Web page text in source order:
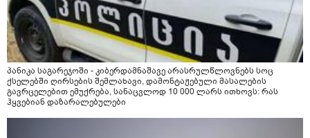
პანიკა საგარეჯოში - კიბერდამნაშავე არასრულწლოვნებს სოც
ქსელებში ღირსების შემლახავი, დამონტაჟებული მასალების
გავრცელებით ემუქრება, სანაცვლოდ 10 000 ლარს ითხოვს: რას
ჰყვებიან დაზარალებულები